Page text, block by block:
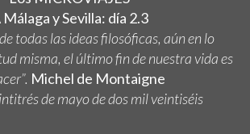
Málaga y Sevilla: día 2.3
todas las ideas filosóficas, aún en lo
misma, el último fin de nuestra vida es
Michel de Montaigne
de mayo de dos mil veintiséis